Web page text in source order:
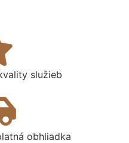
služieb
obhliadka